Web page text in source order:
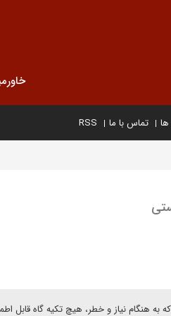
ها تماس با ما RSS
هنگام نیاز و خطر، هیچ تکیه گاه قابل